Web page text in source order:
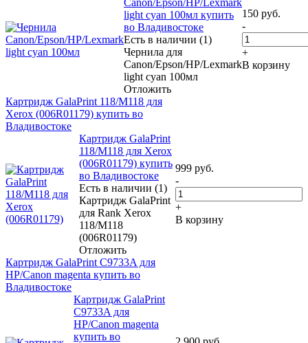
light cyan 100мл купить
во Владивостоке
Есть в наличии (1)
Чернила для
Canon/Epson/HP/Lexmark
light cyan 100мл
Отложить
150 руб.
-
+
В корзину
Картридж GalaPrint 118/M118 для
Xerox (006R01179) купить во
Владивостоке
Картридж GalaPrint
118/M118 для Xerox
(006R01179) купить
во Владивостоке
Есть в наличии (1)
Картридж GalaPrint
для Rank Xerox
118/M118
(006R01179)
Отложить
999 руб.
-
+
В корзину
Картридж GalaPrint C9733A для
HP/Canon magenta купить во
Владивостоке
Картридж GalaPrint
C9733A для
HP/Canon magenta
купить во